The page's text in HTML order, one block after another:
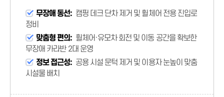
무장애 동선: 캠핑 데크 단차 제거 및 휠체어 전용 진입로
정비
맞춤형 편의: 휠체어·유모차 회전 및 이동 공간을 확보한
무장애 카라반 2대 운영
정보 접근성: 공용 시설 문턱 제거 및 이용자 눈높이 맞춤
시설물 배치